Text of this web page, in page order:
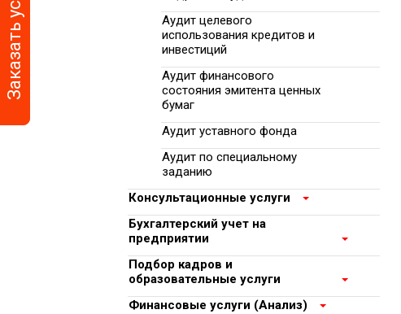
Аудит целевого
использования кредитов и
инвестиций
Аудит финансового
состояния эмитента ценных
бумаг
Аудит уставного фонда
Аудит по специальному
заданию
Консультационные услуги
Бухгалтерский учет на
предприятии
Подбор кадров и
образовательные услуги
Финансовые услуги (Анализ)
Заказать услугу